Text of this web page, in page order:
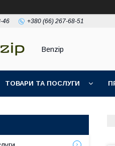
46 +380 (66) 267-68-51
Benzip
ТОВАРИ ТА ПОСЛУГИ